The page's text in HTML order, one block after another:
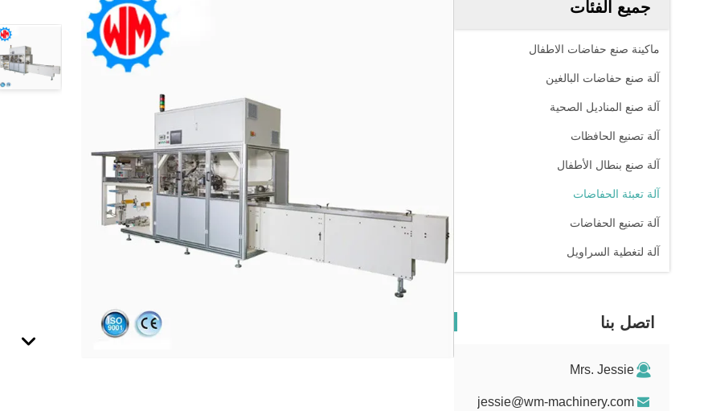
جميع الفئات
ماكينة صنع حفاضات الاطفال
آلة صنع حفاضات البالغين
آلة صنع المناديل الصحية
آلة تصنيع الحافظات
آلة صنع بنطال الأطفال
آلة تعبئة الحفاضات
آلة تصنيع الحفاضات
آلة لتغطية السراويل
اتصل بنا
Mrs. Jessie
jessie@wm-machinery.com